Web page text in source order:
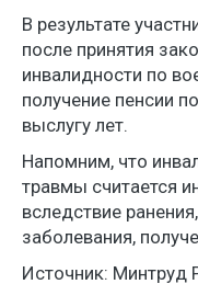
В результате
после принятия
инвалидности по
получение пенсии
выслугу лет.
Напомним, что
травмы считается
вследствие
заболевания,
Источник: Минтруд